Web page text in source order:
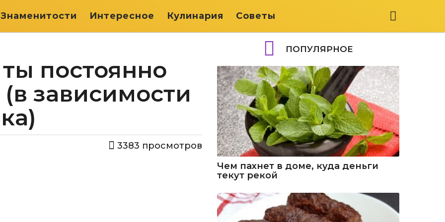
Знаменитости Интересное Кулинария Советы
постоянно
зависимости
3383 просмотров
ПОПУЛЯРНОЕ
Чем пахнет в доме, куда деньги
текут рекой